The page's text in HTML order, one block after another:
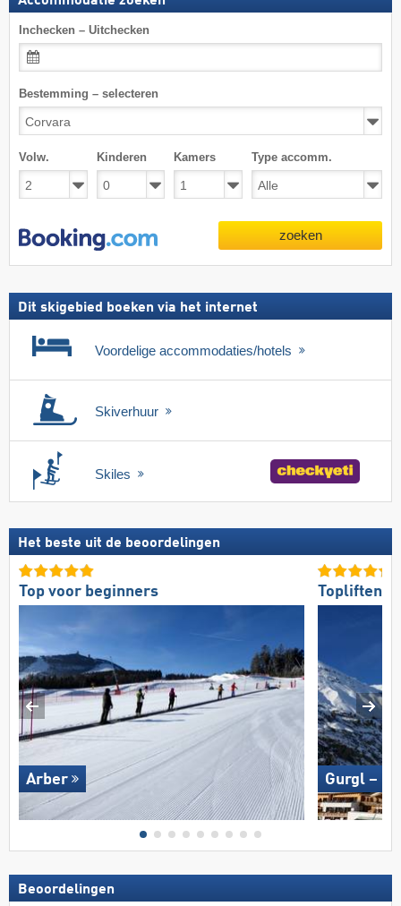
Inchecken – Uitchecken
Bestemming – selecteren
Volw. Kinderen Kamers Type accomm.
zoeken
Dit skigebied boeken via het internet
Voordelige accommodaties/hotels
Skiverhuur
Skiles
Het beste uit de beoordelingen
Top voor beginners
Arber
Topliften
Gurgl –
Beoordelingen